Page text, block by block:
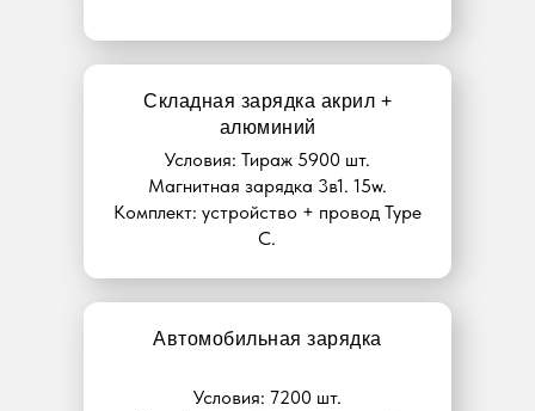
Складная зарядка акрил +
алюминий
Условия: Тираж 5900 шт.
Магнитная зарядка 3в1. 15w.
Комплект: устройство + провод Type
C.
Автомобильная зарядка
Условия: 7200 шт.